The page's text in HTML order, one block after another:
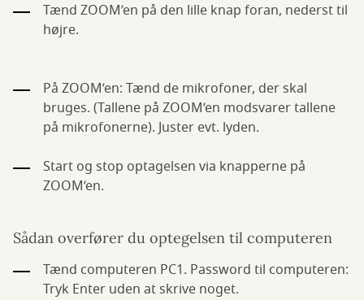
Tænd ZOOM’en på den lille knap foran, nederst til
højre.
På ZOOM’en: Tænd de mikrofoner, der skal
bruges. (Tallene på ZOOM’en modsvarer tallene
på mikrofonerne). Juster evt. lyden.
Start og stop optagelsen via knapperne på
ZOOM’en.
Sådan overfører du optegelsen til computeren
Tænd computeren PC1. Password til computeren:
Tryk Enter uden at skrive noget.